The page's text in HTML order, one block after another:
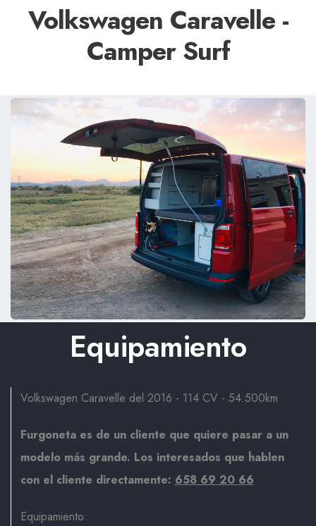
Volkswagen Caravelle -
Camper Surf
Equipamiento
Volkswagen Caravelle del 2016 - 114 CV - 54.500km
Furgoneta es de un cliente que quiere pasar a un
modelo más grande. Los interesados que hablen
con el cliente directamente: 658 69 20 66
Equipamiento: